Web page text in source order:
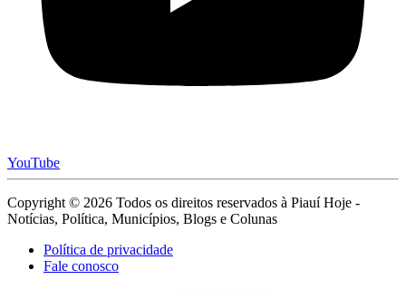
YouTube
Copyright © 2026 Todos os direitos reservados à Piauí Hoje -
Notícias, Política, Municípios, Blogs e Colunas
Política de privacidade
Fale conosco